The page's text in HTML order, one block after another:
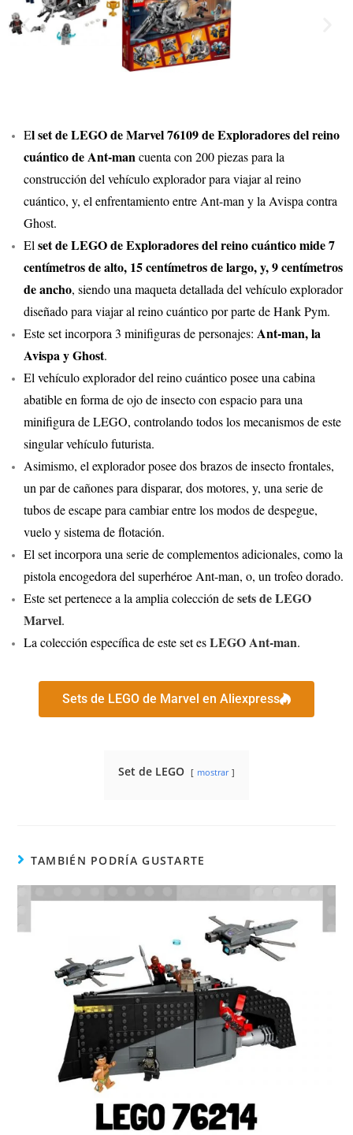
El set de LEGO de Marvel 76109 de Exploradores del reino
cuántico de Ant-mancuenta con 200 piezas para la
construcción del vehículo explorador para viajar al reino
cuántico, y, el enfrentamiento entre Ant-man y la Avispa contra
Ghost.
Elset de LEGO de Exploradores del reino cuántico mide 7
centímetros de alto, 15 centímetros de largo, y, 9 centímetros
de ancho, siendo una maqueta detallada del vehículo explorador
diseñado para viajar al reino cuántico por parte de Hank Pym.
Este set incorpora 3 minifiguras de personajes: Ant-man, la
Avispa y Ghost.
El vehículo explorador del reino cuántico posee una cabina
abatible en forma de ojo de insecto con espacio para una
minifigura de LEGO, controlando todos los mecanismos de este
singular vehículo futurista.
Asimismo, el explorador posee dos brazos de insecto frontales,
un par de cañones para disparar, dos motores, y, una serie de
tubos de escape para cambiar entre los modos de despegue,
vuelo y sistema de flotación.
El set incorpora una serie de complementos adicionales, como la
pistola encogedora del superhéroe Ant-man, o, un trofeo dorado.
Este set pertenece a la amplia colección desets de LEGO
Marvel.
La colección específica de este set esLEGO Ant-man.
Sets de LEGO de Marvel en Aliexpress
Set de LEGO mostrar
TAMBIÉN PODRÍA GUSTARTE